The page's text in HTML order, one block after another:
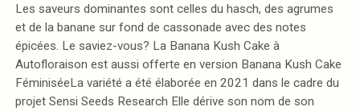
Les saveurs dominantes sont celles du hasch, des agrumes
et de la banane sur fond de cassonade avec des notes
épicées. Le saviez-vous? La Banana Kush Cake à
Autofloraison est aussi offerte en version Banana Kush Cake
FéminiséeLa variété a été élaborée en 2021 dans le cadre du
projet Sensi Seeds Research Elle dérive son nom de son